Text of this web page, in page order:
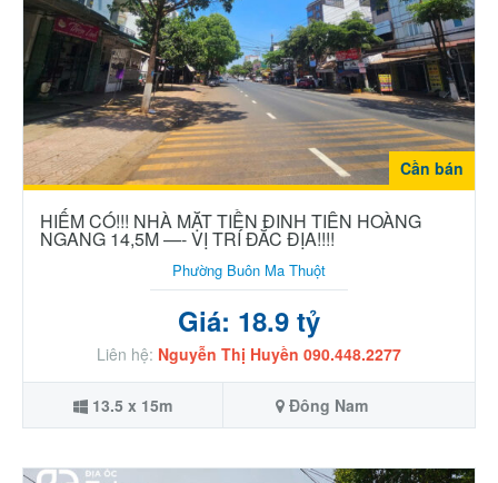
Cần bán
HIẾM CÓ!!! NHÀ MẶT TIỀN ĐINH TIÊN HOÀNG
NGANG 14,5M —- VỊ TRÍ ĐẮC ĐỊA!!!!
Phường Buôn Ma Thuột
Giá: 18.9 tỷ
Liên hệ: Nguyễn Thị Huyền 090.448.2277
13.5 x 15m Đông Nam